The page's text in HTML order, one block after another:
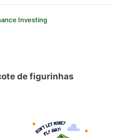
Investing
de figurinhas